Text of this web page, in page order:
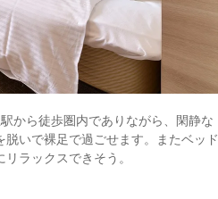
から徒歩圏内でありながら、閑静な
いで裸足で過ごせます。またベッド
ラックスできそう。